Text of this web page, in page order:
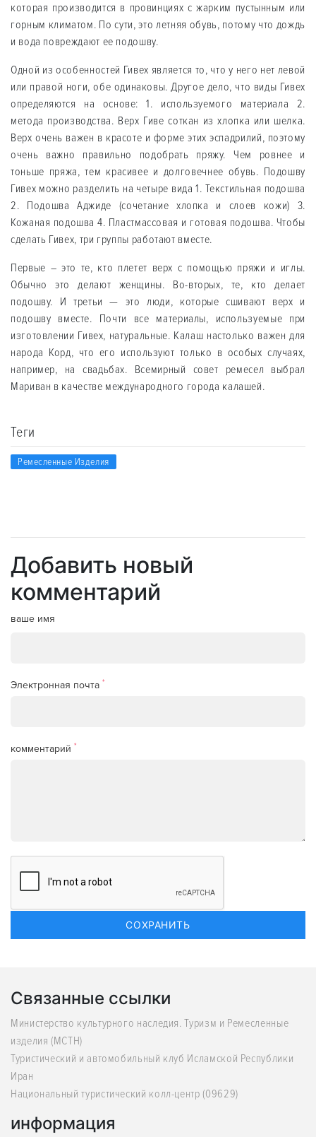
которая производится в провинциях с жарким пустынным или
горным климатом. По сути, это летняя обувь, потому что дождь
и вода повреждают ее подошву.
Одной из особенностей Гивех является то, что у него нет левой
или правой ноги, обе одинаковы. Другое дело, что виды Гивех
определяются на основе: 1. используемого материала 2.
метода производства. Верх Гиве соткан из хлопка или шелка.
Верх очень важен в красоте и форме этих эспадрилий, поэтому
очень важно правильно подобрать пряжу. Чем ровнее и
тоньше пряжа, тем красивее и долговечнее обувь. Подошву
Гивех можно разделить на четыре вида 1. Текстильная подошва
2. Подошва Аджиде (сочетание хлопка и слоев кожи) 3.
Кожаная подошва 4. Пластмассовая и готовая подошва. Чтобы
сделать Гивех, три группы работают вместе.
Первые – это те, кто плетет верх с помощью пряжи и иглы.
Обычно это делают женщины. Во-вторых, те, кто делает
подошву. И третьи — это люди, которые сшивают верх и
подошву вместе. Почти все материалы, используемые при
изготовлении Гивех, натуральные. Калаш настолько важен для
народа Корд, что его используют только в особых случаях,
например, на свадьбах. Всемирный совет ремесел выбрал
Мариван в качестве международного города калашей.
Теги
Ремесленные Изделия
Добавить новый
комментарий
ваше имя
Электронная почта *
комментарий *
Связанные ссылки
Министерство культурного наследия. Туризм и Ремесленные
изделия (MCTH)
Туристический и автомобильный клуб Исламской Республики
Иран
Национальный туристический колл-центр (09629)
информация